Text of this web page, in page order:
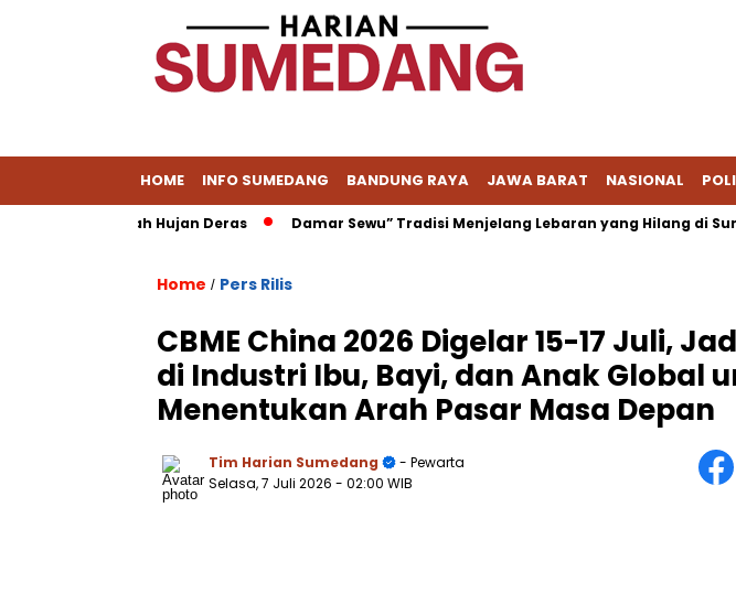
HOME INFO SUMEDANG BANDUNG RAYA JAWA BARAT NASIONAL
di Tengah Hujan Deras Damar Sewu” Tradisi Menjelang Lebaran yang Hilang di
Home / Pers Rilis
CBME China 2026 Digelar 15-17 Juli,
di Industri Ibu, Bayi, dan Anak Global
Menentukan Arah Pasar Masa Depan
Tim Harian Sumedang
- Pewarta
Selasa, 7 Juli 2026 - 02:00 WIB